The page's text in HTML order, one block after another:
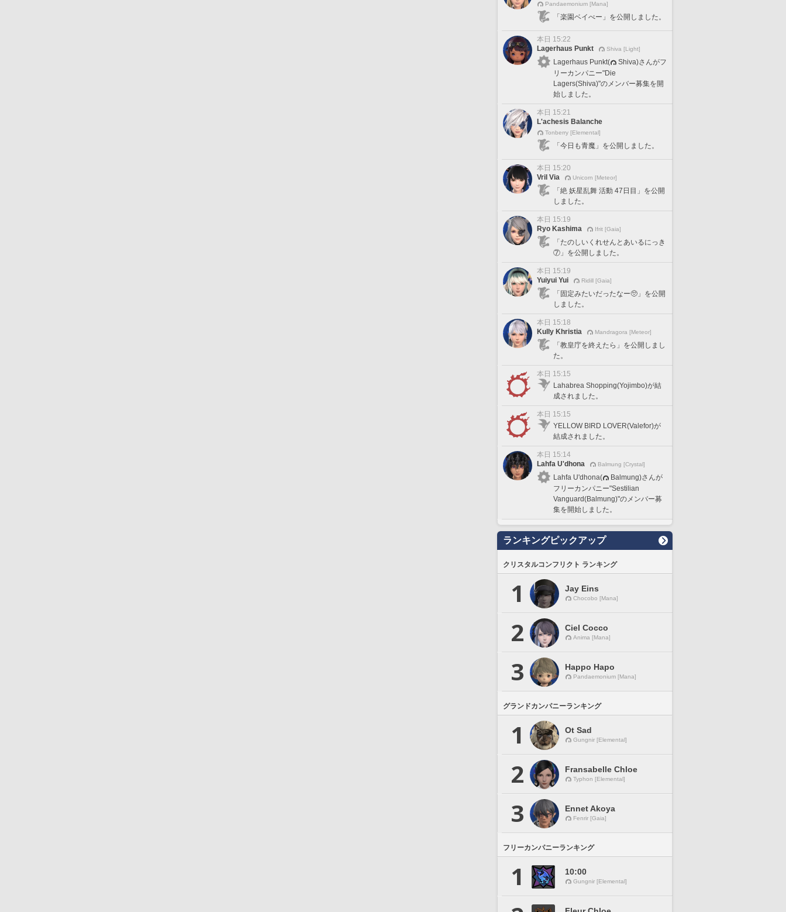
Pandaemonium [Mana]
「楽園ベイべー」を公開しました。
本日 15:22
Lagerhaus Punkt
Shiva [Light]
Lagerhaus Punkt(
Shiva)さんがフ
リーカンパニー"Die
Lagers(Shiva)"のメンバー募集を開
始しました。
本日 15:21
L'achesis Balanche
Tonberry [Elemental]
「今日も青魔」を公開しました。
本日 15:20
Vril Via
Unicorn [Meteor]
「絶 妖星乱舞 活動 47日目」を公開
しました。
本日 15:19
Ryo Kashima
Ifrit [Gaia]
「たのしいくれせんとあいるにっき
⑦」を公開しました。
本日 15:19
Yuiyui Yui
Ridill [Gaia]
「固定みたいだったなー🥺」を公開
しました。
本日 15:18
Kully Khristia
Mandragora [Meteor]
「教皇庁を終えたら」を公開しまし
た。
本日 15:15
Lahabrea Shopping(Yojimbo)が結
成されました。
本日 15:15
YELLOW BIRD LOVER(Valefor)が
結成されました。
本日 15:14
Lahfa U'dhona
Balmung [Crystal]
Lahfa U'dhona(
Balmung)さんが
フリーカンパニー"Sestilian
Vanguard(Balmung)"のメンバー募
集を開始しました。
ランキングピックアップ
クリスタルコンフリクト ランキング
1 Jay Eins
Chocobo [Mana]
2 Ciel Cocco
Anima [Mana]
3 Happo Hapo
Pandaemonium [Mana]
グランドカンパニーランキング
1 Ot Sad
Gungnir [Elemental]
2 Fransabelle Chloe
Typhon [Elemental]
3 Ennet Akoya
Fenrir [Gaia]
フリーカンパニーランキング
1 10:00
Gungnir [Elemental]